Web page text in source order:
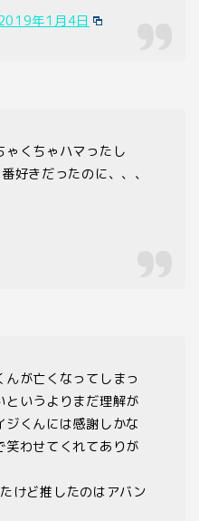
年1月4日
ゃくちゃハマったし
好きだったのに、、、
が亡くなってしまっ
いうよりまだ理解が
くんには感謝しかな
笑わせてくれてありが
けど推したのはアバン